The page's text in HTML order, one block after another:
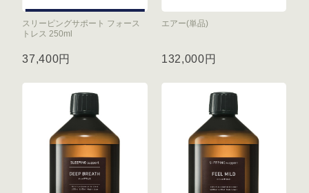
スリーピングサポート フォース
トレス 250ml
37,400円
エアー(単品)
132,000円